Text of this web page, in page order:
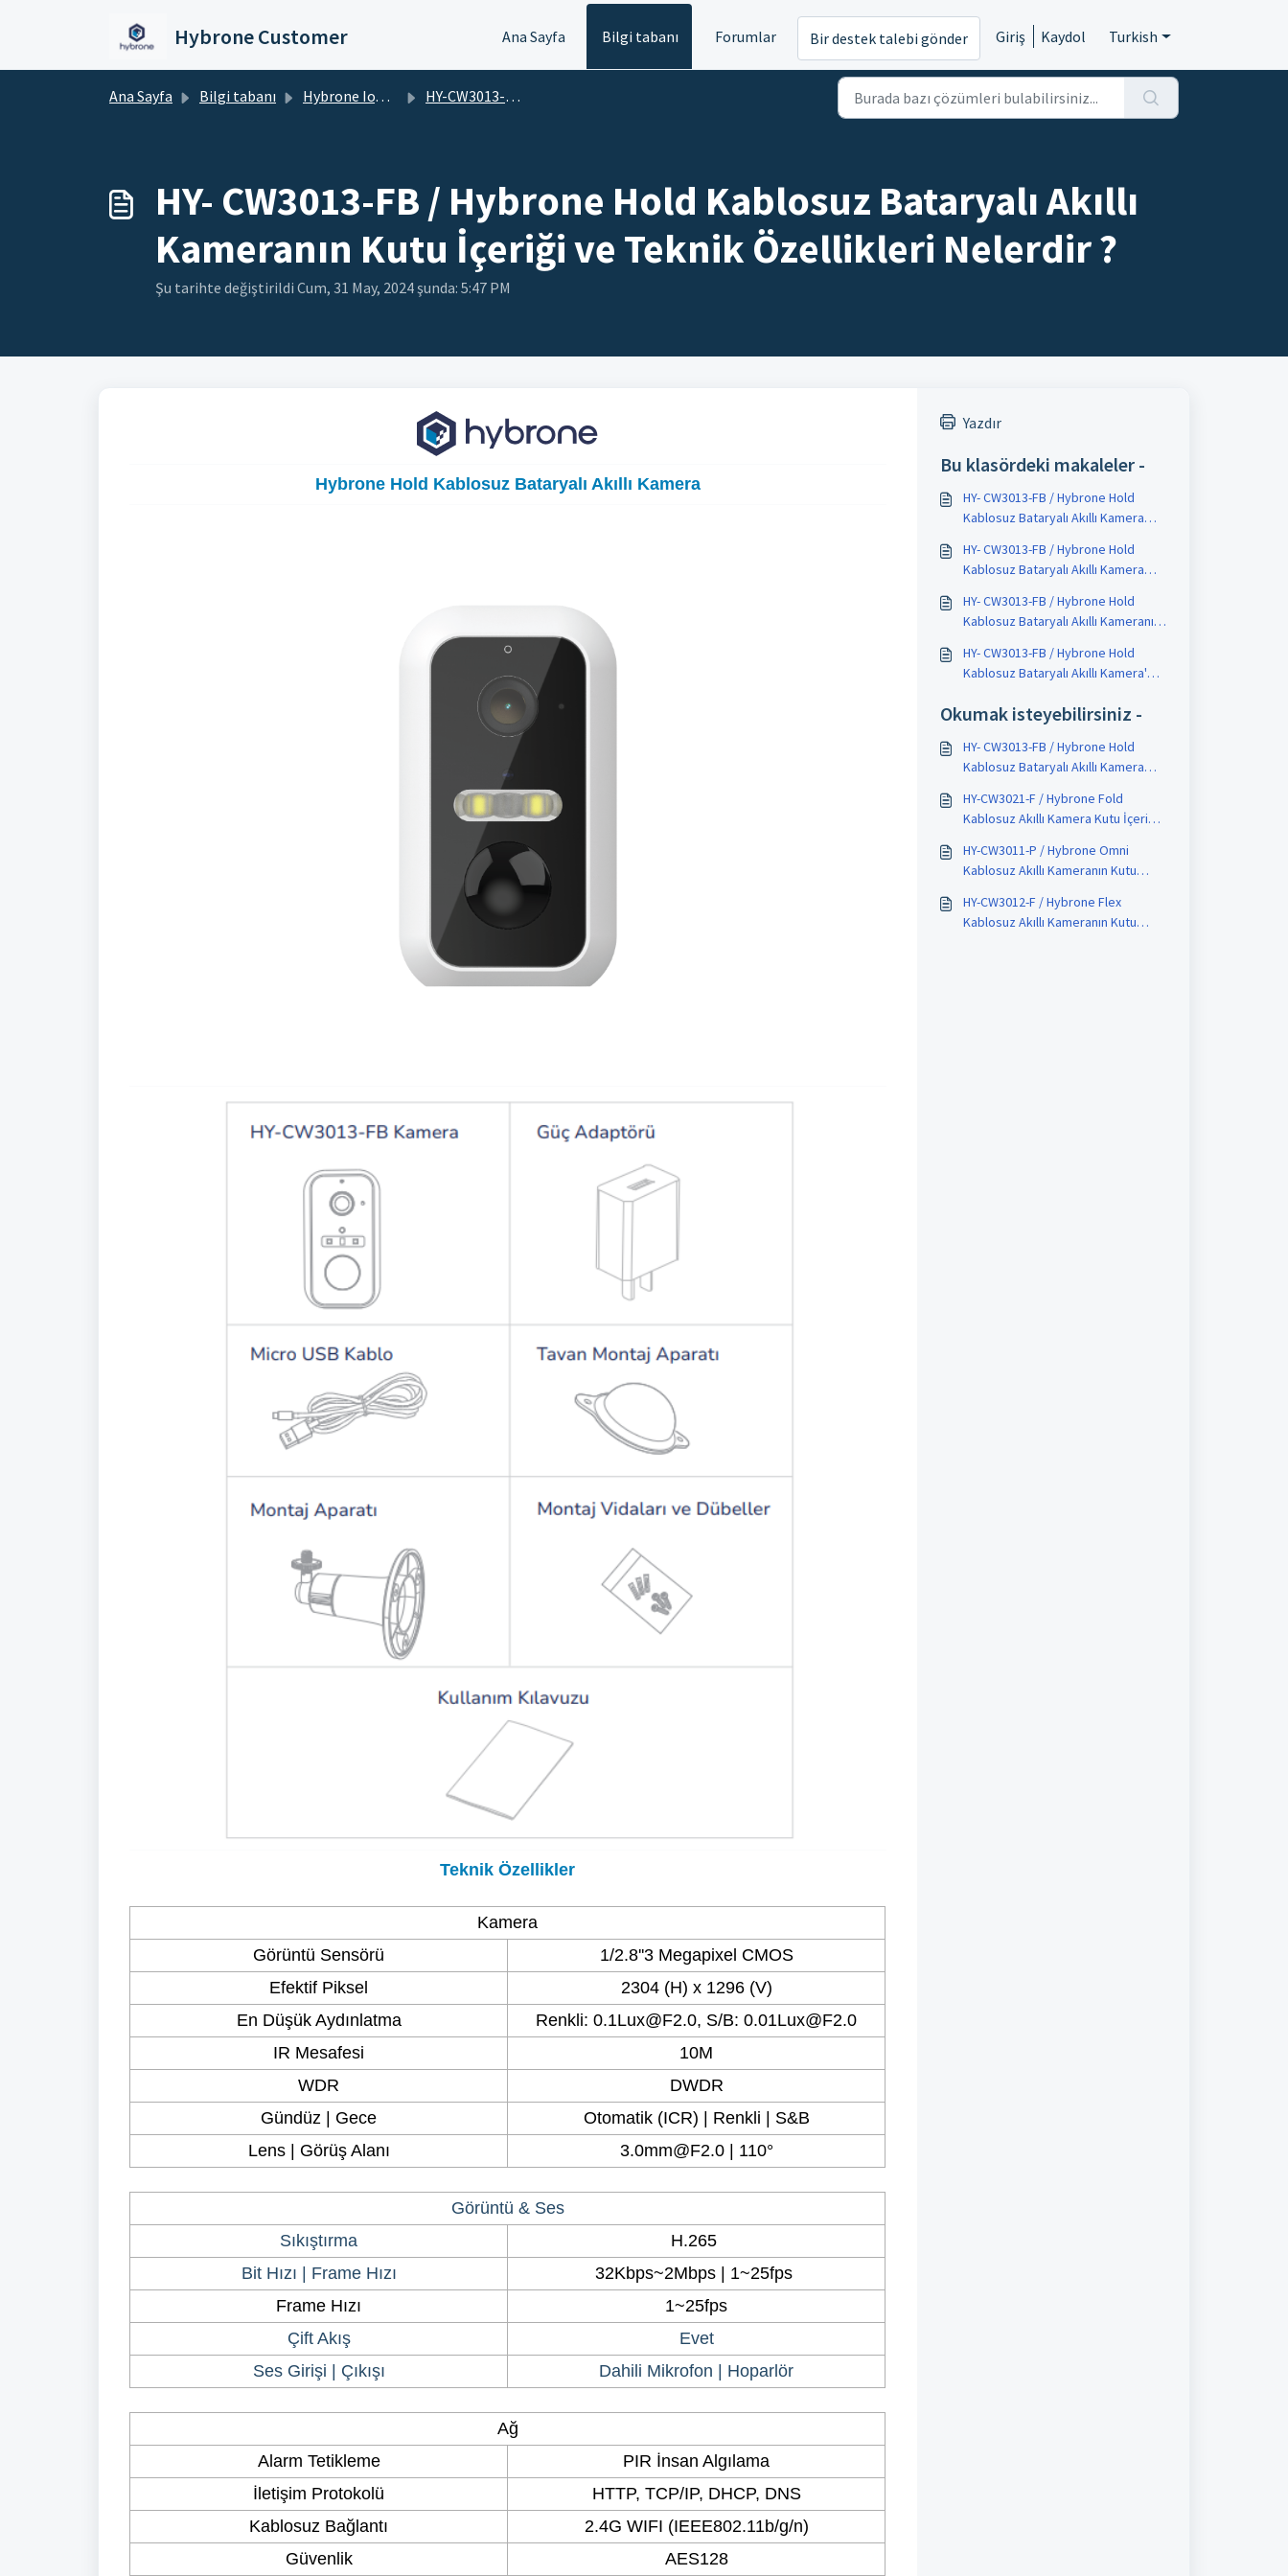
Hybrone Customer Ana Sayfa Bilgi tabanı Forumlar Bir destek talebi gönder Giriş Kaydol Turkish
Ana Sayfa Bilgi tabanı Hybrone IoT Cihazlar HY-CW3013-FB / Hybrone Hold Kablosuz Bataryalı Akıllı Kamera
HY- CW3013-FB / Hybrone Hold Kablosuz Bataryalı Akıllı
Kameranın Kutu İçeriği ve Teknik Özellikleri Nelerdir ?
Şu tarihte değiştirildi Cum, 31 May, 2024 şunda: 5:47 PM
Hybrone Hold Kablosuz Bataryalı Akıllı Kamera
Teknik Özellikler
Kamera
Görüntü Sensörü
1/2.8''3 Megapixel CMOS
Efektif Piksel
2304 (H) x 1296 (V)
En Düşük Aydınlatma
Renkli: 0.1Lux@F2.0, S/B: 0.01Lux@F2.0
IR Mesafesi
10M
WDR
DWDR
Gündüz | Gece
Otomatik (ICR) | Renkli | S&B
Lens | Görüş Alanı
3.0mm@F2.0 | 110°
Görüntü & Ses
Sıkıştırma
H.265
Bit Hızı | Frame Hızı
32Kbps~2Mbps | 1~25fps
Frame Hızı
1~25fps
Çift Akış
Evet
Ses Girişi | Çıkışı
Dahili Mikrofon | Hoparlör
Ağ
Alarm Tetikleme
PIR İnsan Algılama
İletişim Protokolü
HTTP, TCP/IP, DHCP, DNS
Kablosuz Bağlantı
2.4G WIFI (IEEE802.11b/g/n)
Güvenlik
AES128
Yazdır
Bu klasördeki makaleler -
HY- CW3013-FB / Hybrone Hold
Kablosuz Bataryalı Akıllı Kamera
HY- CW3013-FB / Hybrone Hold
Kablosuz Bataryalı Akıllı Kamera
HY- CW3013-FB / Hybrone Hold
Kablosuz Bataryalı Akıllı Kameranın
Nelerdir ?
HY- CW3013-FB / Hybrone Hold
Kablosuz Bataryalı Akıllı Kamera'da
yapılır ?
Okumak isteyebilirsiniz -
HY- CW3013-FB / Hybrone Hold
Kablosuz Bataryalı Akıllı Kamera
HY-CW3021-F / Hybrone Fold
Kablosuz Akıllı Kamera Kutu İçeriği
HY-CW3011-P / Hybrone Omni
Kablosuz Akıllı Kameranın Kutu
?
HY-CW3012-F / Hybrone Flex
Kablosuz Akıllı Kameranın Kutu